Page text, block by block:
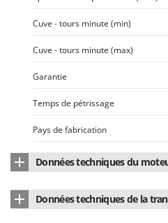
Verdemax
Volpi
Waldner
Weber
WIDU
Wiper EcoRobot
Wolf Garten
Wortex
Cuve - tours minute (min)
Cuve - tours minute (max)
Garantie
Temps de pétrissage
Pays de fabrication
Données techniques du
Puissance nominale
Données techniques de la